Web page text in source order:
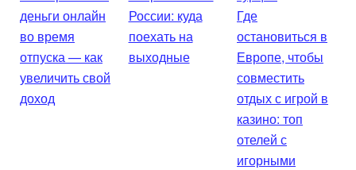
деньги онлайн
во время
отпуска — как
увеличить свой
доход
России: куда
поехать на
выходные
Где
остановиться в
Европе, чтобы
совместить
отдых с игрой в
казино: топ
отелей с
игорными